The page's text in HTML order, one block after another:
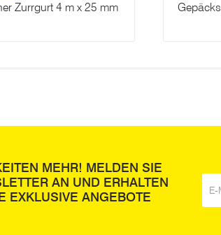
Zurrgurt 4 m x 25 mm
MEHR! MELDEN SIE
AN UND ERHALTEN
EXKLUSIVE ANGEBOTE